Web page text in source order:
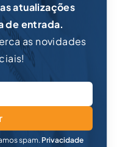
atualizações
de entrada.
as novidades
spam. Privacidade